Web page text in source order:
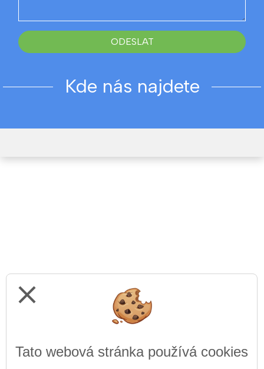
ODESLAT
Kde nás najdete
close
Tato webová stránka používá cookies